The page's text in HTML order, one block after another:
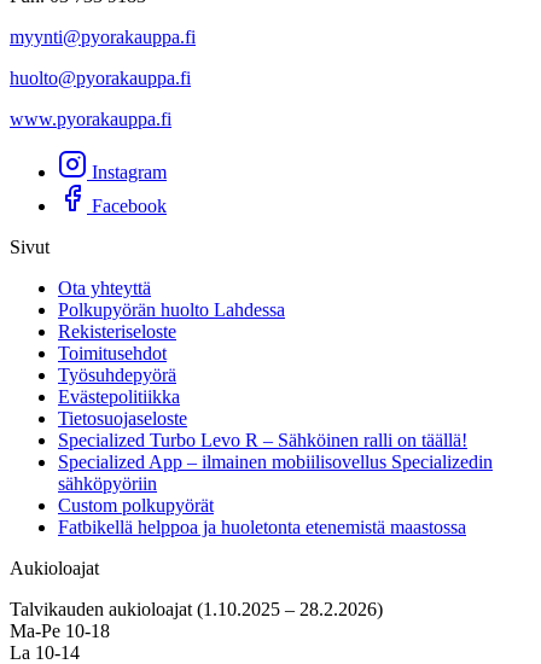
myynti@pyorakauppa.fi
huolto@pyorakauppa.fi
www.pyorakauppa.fi
Instagram
Facebook
Sivut
Ota yhteyttä
Polkupyörän huolto Lahdessa
Rekisteriseloste
Toimitusehdot
Työsuhdepyörä
Evästepolitiikka
Tietosuojaseloste
Specialized Turbo Levo R – Sähköinen ralli on täällä!
Specialized App – ilmainen mobiilisovellus Specializedin
sähköpyöriin
Custom polkupyörät
Fatbikellä helppoa ja huoletonta etenemistä maastossa
Aukioloajat
Talvikauden aukioloajat (1.10.2025 – 28.2.2026)
Ma-Pe 10-18
La 10-14